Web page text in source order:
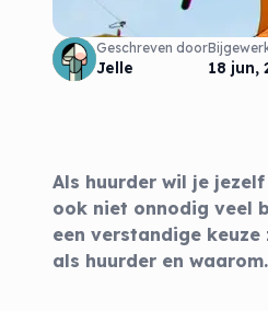
Geschreven door
Jelle 18 jun,
Als huurder wil je
ook niet onnodig veel
een verstandige
als huurder en waarom.